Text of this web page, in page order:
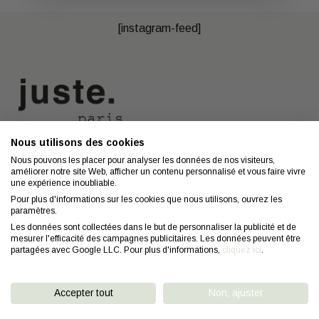
Nous utilisons des cookies
Nous pouvons les placer pour analyser les données de nos visiteurs,
améliorer notre site Web, afficher un contenu personnalisé et vous faire vivre
une expérience inoubliable.
Pour plus d'informations sur les cookies que nous utilisons, ouvrez les
paramètres.
Les données sont collectées dans le but de personnaliser la publicité et de
mesurer l'efficacité des campagnes publicitaires. Les données peuvent être
partagées avec Google LLC. Pour plus d'informations, cliquez ici.
Accepter tout Non, ajuster
[instagram-feed]
Contact
Coiffeurs
Conseils
FAQ
Mentions légales
Confidentialité
CGV
Droit de retractation